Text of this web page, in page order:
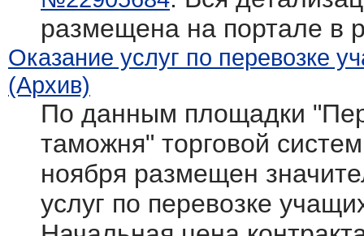
размещена на портале в
Оказание услуг по перевозке
(Архив)
По данным площадки
таможня" торговой
ноября размещен
услуг по перевозке